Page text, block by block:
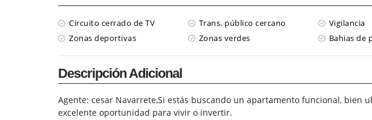
Circuito cerrado de TV Trans. público cercano Vigilancia
Zonas deportivas
Zonas verdes Bahias de
Descripción Adicional
Agente: cesar Navarrete,Si estás buscando un apartamento funcional, bien
excelente oportunidad para vivir o invertir.